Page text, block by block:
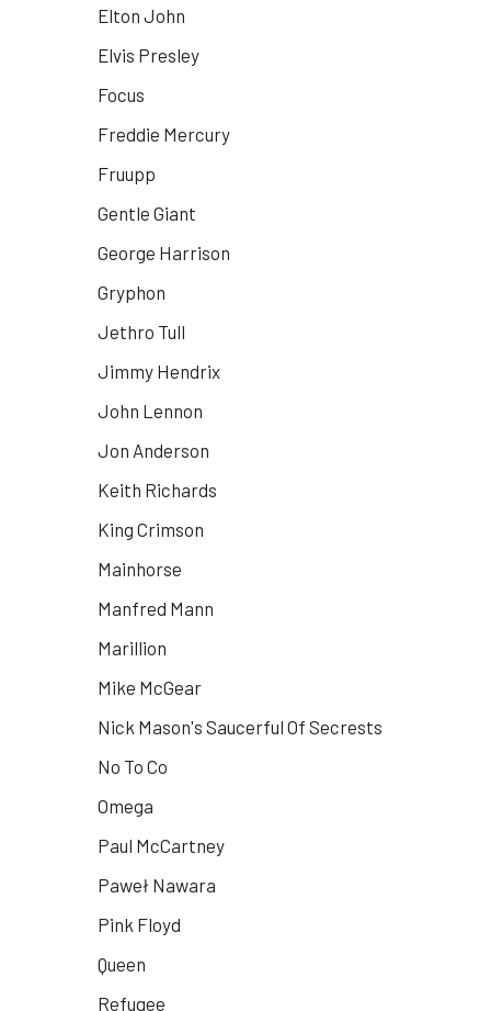
Elton John
Elvis Presley
Focus
Freddie Mercury
Fruupp
Gentle Giant
George Harrison
Gryphon
Jethro Tull
Jimmy Hendrix
John Lennon
Jon Anderson
Keith Richards
King Crimson
Mainhorse
Manfred Mann
Marillion
Mike McGear
Nick Mason's Saucerful Of Secrests
No To Co
Omega
Paul McCartney
Paweł Nawara
Pink Floyd
Queen
Refugee